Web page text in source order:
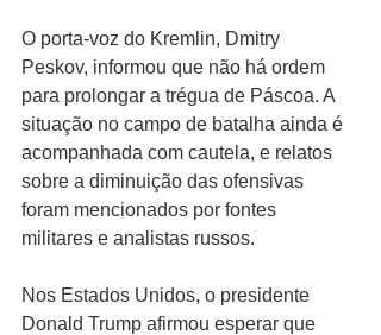
O porta-voz do Kremlin, Dmitry
Peskov, informou que não há ordem
para prolongar a trégua de Páscoa. A
situação no campo de batalha ainda é
acompanhada com cautela, e relatos
sobre a diminuição das ofensivas
foram mencionados por fontes
militares e analistas russos.
Nos Estados Unidos, o presidente
Donald Trump afirmou esperar que